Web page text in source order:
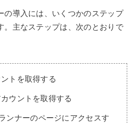
の導入には、いくつかのステップ
。主なステップは、次のとおりで
トを取得する
ウントを取得する
ンナーのページにアクセスす